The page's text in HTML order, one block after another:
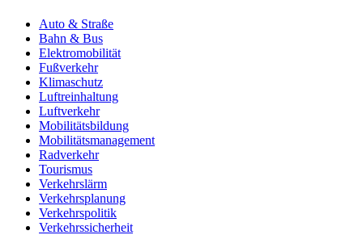
Auto & Straße
Bahn & Bus
Elektromobilität
Fußverkehr
Klimaschutz
Luftreinhaltung
Luftverkehr
Mobilitätsbildung
Mobilitätsmanagement
Radverkehr
Tourismus
Verkehrslärm
Verkehrsplanung
Verkehrspolitik
Verkehrssicherheit